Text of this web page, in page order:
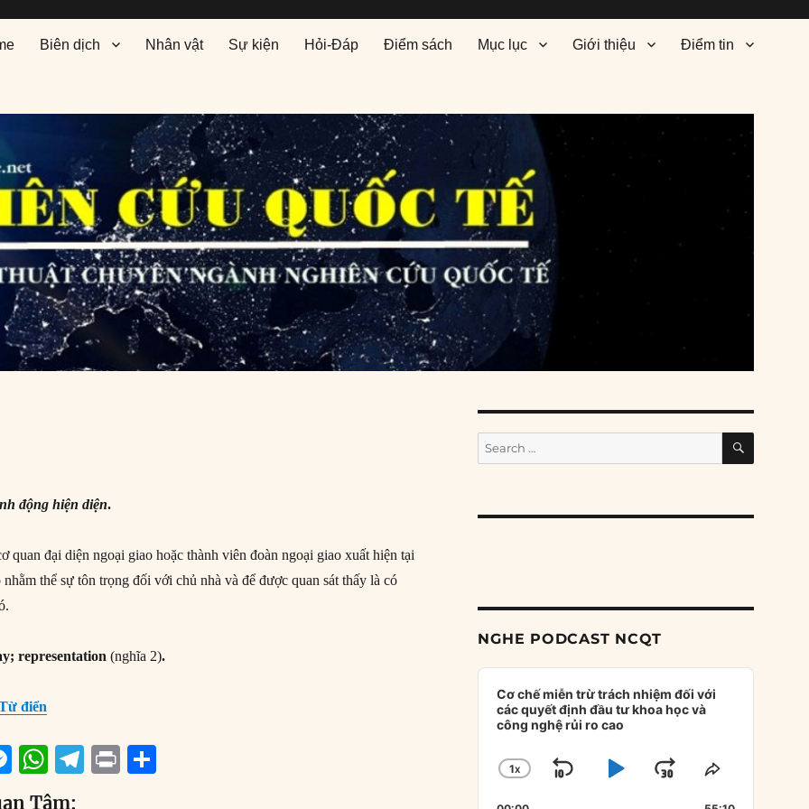
Biên dịch Nhân vật Sự kiện Hỏi-Đáp Điểm sách Mục lục Giới thiệu Điểm tin
động hiện diện.
quan đại diện ngoại giao hoặc thành viên đoàn ngoại giao xuất hiện tại
thể sự tôn trọng đối với chủ nhà và để được quan sát thấy là có
representation(nghĩa 2).
điển
M W
h
T
P
Tâm:
Search
for:
SEARCH
NGHE PODCAST NCQT
Audio
Player
Cơ chế miễn trừ trách nhiệm đối với
các quyết định đầu tư khoa học và
công nghệ rủi ro cao
CHANGE
1X
SKIPPLAYJUMPSHARE